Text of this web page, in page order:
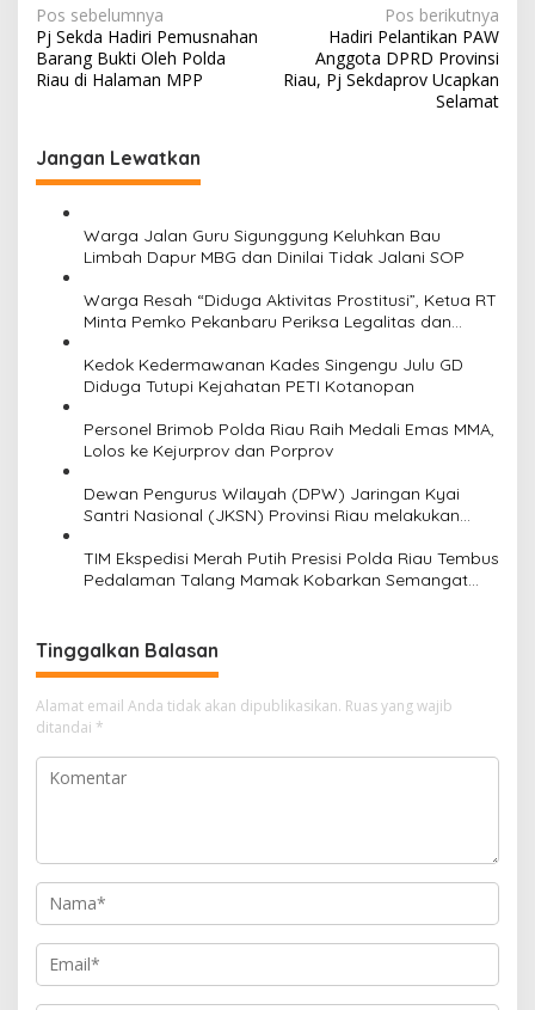
N
a
v
g
a
Pos sebelumnya
Pj Sekda Hadiri Pemusnahan
Barang Bukti Oleh Polda
Riau di Halaman MPP
Pos berikutnya
Hadiri Pelantikan PAW
Anggota DPRD Provinsi
Riau, Pj Sekdaprov Ucapkan
Selamat
Jangan Lewatkan
Warga Jalan Guru Sigunggung Keluhkan Bau
Limbah Dapur MBG dan Dinilai Tidak Jalani SOP
Warga Resah “Diduga Aktivitas Prostitusi”, Ketua RT
Minta Pemko Pekanbaru Periksa Legalitas dan
Kedok Kedermawanan Kades Singengu Julu GD
Diduga Tutupi Kejahatan PETI Kotanopan
Personel Brimob Polda Riau Raih Medali Emas MMA,
Lolos ke Kejurprov dan Porprov
Dewan Pengurus Wilayah (DPW) Jaringan Kyai
Santri Nasional (JKSN) Provinsi Riau melakukan
Kesatuan Bangsa dan Politik (Kesbangpol) Provinsi
Riau
TIM Ekspedisi Merah Putih Presisi Polda Riau Tembus
Pedalaman Talang Mamak Kobarkan Semangat
Tinggalkan Balasan
Alamat email Anda tidak akan dipublikasikan. Ruas yang wajib
ditandai *